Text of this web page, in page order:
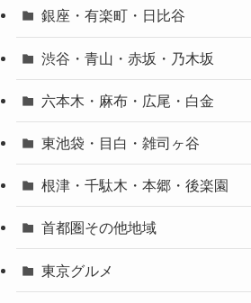
銀座・有楽町・日比谷
渋谷・青山・赤坂・乃木坂
六本木・麻布・広尾・白金
東池袋・目白・雑司ヶ谷
根津・千駄木・本郷・後楽園
首都圏その他地域
東京グルメ